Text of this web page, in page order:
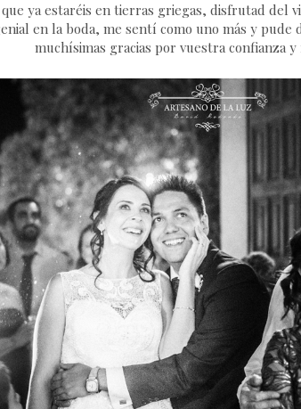
ya estaréis en tierras griegas, disfrutad del
en la boda, me sentí como uno más y
muchísimas gracias por vuestra confianza y